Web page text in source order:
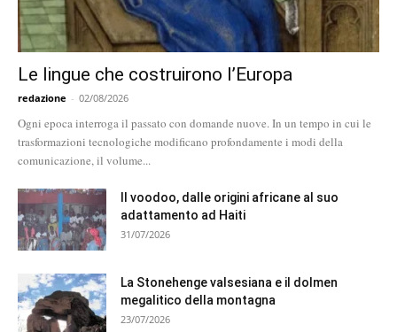
Le lingue che costruirono l’Europa
redazione - 02/08/2026
Ogni epoca interroga il passato con domande nuove. In un tempo in cui le
trasformazioni tecnologiche modificano profondamente i modi della
comunicazione, il volume...
Il voodoo, dalle origini africane al suo
adattamento ad Haiti
31/07/2026
La Stonehenge valsesiana e il dolmen
megalitico della montagna
23/07/2026